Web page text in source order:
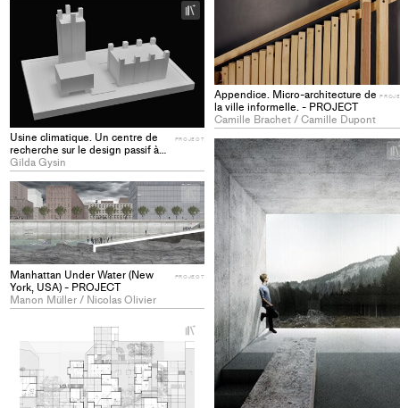
Appendice. Micro-architecture de
la ville informelle. - PROJECT
Camille Brachet / Camille Dupont
Usine climatique. Un centre de
recherche sur le design passif à
Getafe (E) - PROJECT
Gilda Gysin
PROJECT
+
Add
collections
+
Manhattan Under Water (New
York, USA) - PROJECT
Manon Müller / Nicolas Olivier
PROJECT
+
Add
project
to
collections
+
Add
project
collections